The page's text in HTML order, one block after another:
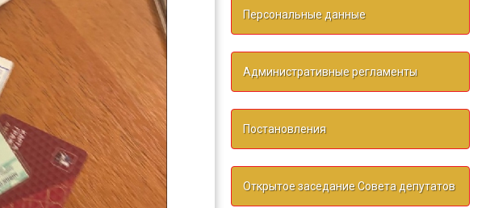
Персональные данные
Административные регламенты
Постановления
Открытое заседание Совета депутатов